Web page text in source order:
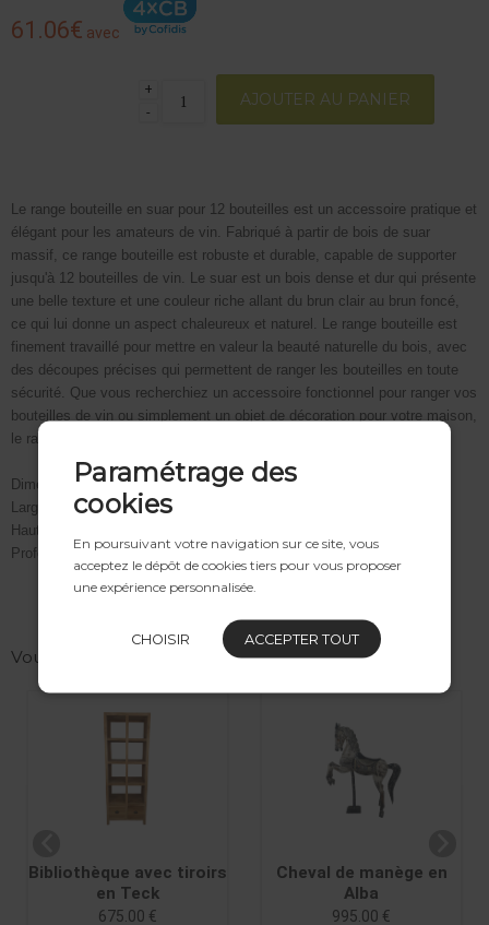
61.06€ avec
AJOUTER AU PANIER
+
-
Le range bouteille en suar pour 12 bouteilles est un accessoire pratique et
élégant pour les amateurs de vin. Fabriqué à partir de bois de suar
massif, ce range bouteille est robuste et durable, capable de supporter
jusqu'à 12 bouteilles de vin. Le suar est un bois dense et dur qui présente
une belle texture et une couleur riche allant du brun clair au brun foncé,
ce qui lui donne un aspect chaleureux et naturel. Le range bouteille est
finement travaillé pour mettre en valeur la beauté naturelle du bois, avec
des découpes précises qui permettent de ranger les bouteilles en toute
sécurité. Que vous recherchiez un accessoire fonctionnel pour ranger vos
bouteilles de vin ou simplement un objet de décoration pour votre maison,
le range bouteille en suar est un choix élégant et polyvalent.
Dimensions :
Largeur : 26 cm
Hauteur : 100 cm
Profondeur : 20 cm
Vous aimerez peut-être aussi ...
Bibliothèque avec tiroirs
en Teck
675.00 €
Cheval de manège en
Alba
995.00 €
Paramétrage des
cookies
En poursuivant votre navigation sur ce site, vous
acceptez le dépôt de cookies tiers pour vous proposer
une expérience personnalisée.
CHOISIR ACCEPTER TOUT